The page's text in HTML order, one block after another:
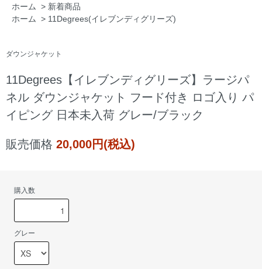
ホーム > 新着商品
ホーム > 11Degrees(イレブンディグリーズ)
ダウンジャケット
11Degrees【イレブンディグリーズ】ラージパ
ネル ダウンジャケット フード付き ロゴ入り パ
イピング 日本未入荷 グレー/ブラック
販売価格 20,000円(税込)
購入数
グレー